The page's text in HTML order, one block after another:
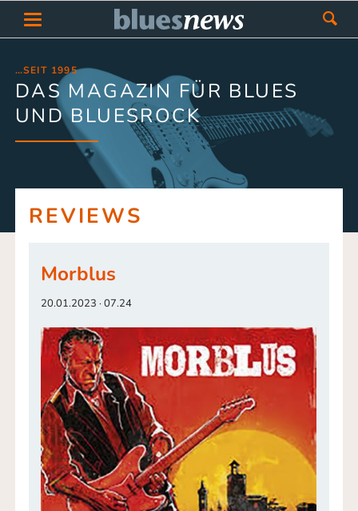
…SEIT 1995
DAS MAGAZIN FÜR BLUES
UND BLUESROCK
REVIEWS
Morblus
20.01.2023 · 07.24